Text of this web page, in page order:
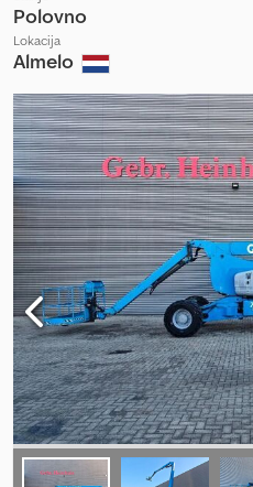
Polovno
Lokacija
Almelo